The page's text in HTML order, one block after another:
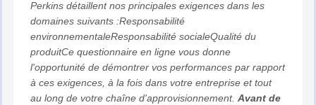
Formulaires abrégés
6 modèles